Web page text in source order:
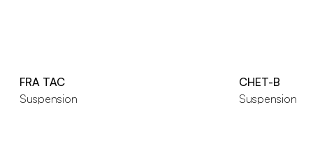
FRA TAC
Suspension
CHET-B
Suspension